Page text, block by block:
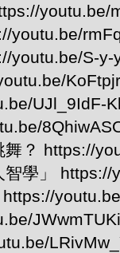
youtu.be/
youtu.be/
youtu.be/S-y-
UJl_9IdF-
？ https://
學」